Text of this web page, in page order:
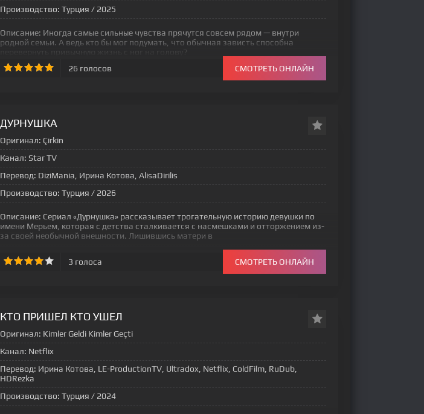
Производство: Турция / 2025
Описание: Иногда самые сильные чувства прячутся совсем рядом — внутри
родной семьи. А ведь кто бы мог подумать, что обычная зависть способна
перевернуть привычную жизнь с ног на голову?
26 голосов СМОТРЕТЬ ОНЛАЙН
ДУРНУШКА
Оригинал: Çirkin
Канал: Star TV
Перевод: DiziMania, Ирина Котова, AlisaDirilis
Производство: Турция / 2026
Описание: Сериал «Дурнушка» рассказывает трогательную историю девушки по
имени Мерьем, которая с детства сталкивается с насмешками и отторжением из-
за своей необычной внешности. Лишившись матери в
3 голоса СМОТРЕТЬ ОНЛАЙН
КТО ПРИШЕЛ КТО УШЕЛ
Оригинал: Kimler Geldi Kimler Geçti
Канал: Netflix
Перевод: Ирина Котова, LE-ProductionTV, Ultradox, Netflix, ColdFilm, RuDub,
HDRezka
Производство: Турция / 2024